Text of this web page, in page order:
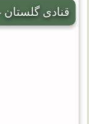
قنادی گلستان